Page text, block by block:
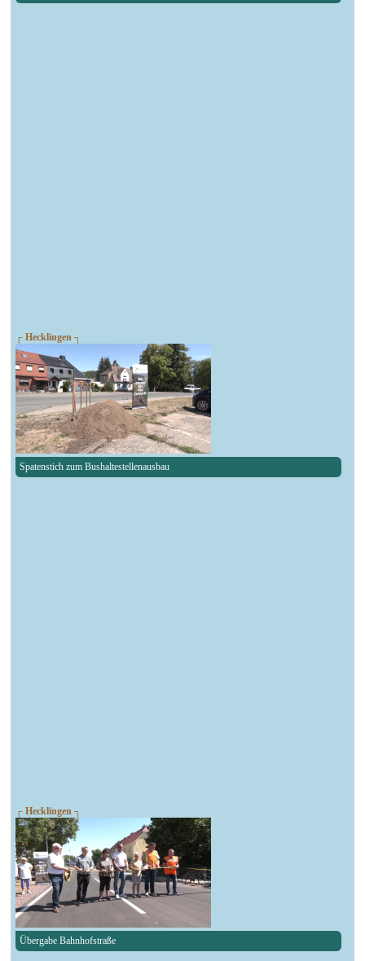
┌ Hecklingen ┐
Spatenstich zum Bushaltestellenausbau
┌ Hecklingen ┐
Übergabe Bahnhofstraße